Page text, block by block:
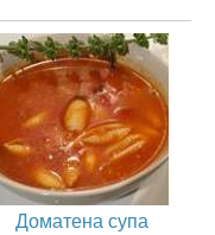
Доматена супа